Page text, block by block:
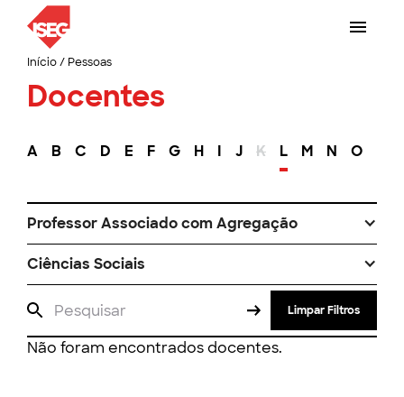
Início/ Pessoas
Docentes
A B C D E F G H I J K L M N O
Professor Associado com Agregação
Ciências Sociais
Limpar Filtros
Não foram encontrados docentes.